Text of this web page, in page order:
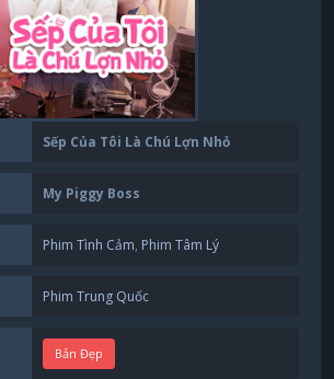
Sếp Của Tôi Là Chú Lợn Nhỏ
My Piggy Boss
Phim Tình Cảm, Phim Tâm Lý
Phim Trung Quốc
Bản Đẹp